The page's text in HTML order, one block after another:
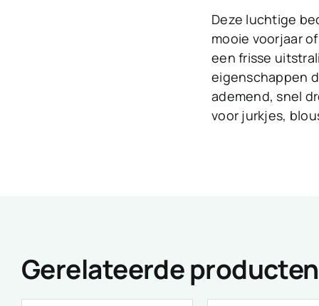
Deze luchtige
mooie voorjaar
een frisse
eigenschappen
ademend, snel
voor jurkjes,
Gerelateerde producten